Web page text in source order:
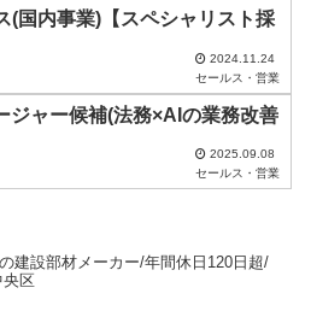
(国内事業)【スペシャリスト採
2024.11.24
セールス・営業
ジャー候補(法務×AIの業務改善
2025.09.08
セールス・営業
建設部材メーカー/年間休日120日超/
央区